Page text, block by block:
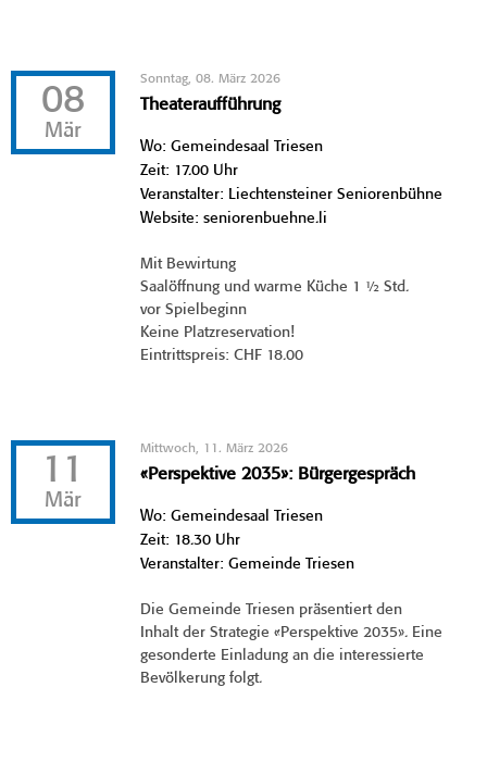
08
Mär
Sonntag, 08. März 2026
Theateraufführung
Wo: Gemeindesaal Triesen
Zeit: 17.00 Uhr
Veranstalter: Liechtensteiner Seniorenbühne
Website: seniorenbuehne.li
Mit Bewirtung
Saalöffnung und warme Küche 1 ½ Std.
vor Spielbeginn
Keine Platzreservation!
Eintrittspreis: CHF 18.00
11
Mär
Mittwoch, 11. März 2026
«Perspektive 2035»: Bürgergespräch
Wo: Gemeindesaal Triesen
Zeit: 18.30 Uhr
Veranstalter: Gemeinde Triesen
Die Gemeinde Triesen präsentiert den
Inhalt der Strategie «Perspektive 2035». Eine
gesonderte Einladung an die interessierte
Bevölkerung folgt.